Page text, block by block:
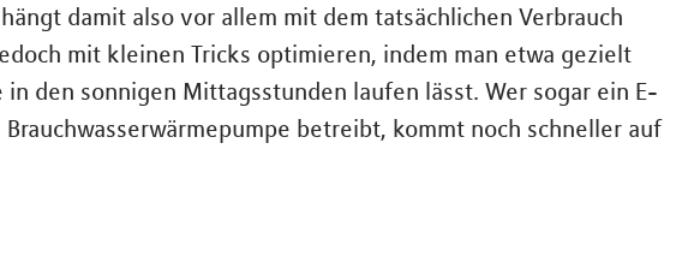
damit also vor allem mit dem tatsächlichen Verbrauch
mit kleinen Tricks optimieren, indem man etwa gezielt
in den sonnigen Mittagsstunden laufen lässt. Wer sogar ein E-
betreibt, kommt noch schneller auf